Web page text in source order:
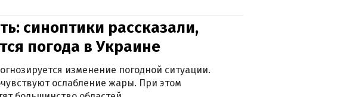
синоптики рассказали,
погода в Украине
изменение погодной ситуации.
ослабление жары. При этом